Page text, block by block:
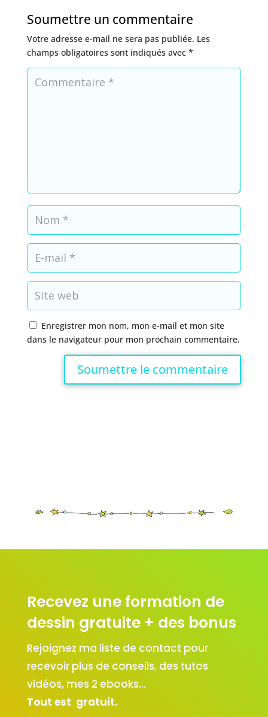
Soumettre un commentaire
Votre adresse e-mail ne sera pas publiée. Les
champs obligatoires sont indiqués avec *
Enregistrer mon nom, mon e-mail et mon site
dans le navigateur pour mon prochain commentaire.
Soumettre le commentaire
Recevez une formation de
dessin gratuite + des bonus
Rejoignez ma liste de contact pour
recevoir plus de conseils, des tutos
vidéos, mes 2 ebooks…
Tout est gratuit.